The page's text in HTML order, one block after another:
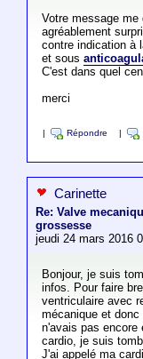
Votre message me
agréablement
contre indication à
et sous
C'est dans quel
merci
Répondre
Carinette
Re: Valve
grossesse
jeudi 24 mars 2016
Bonjour, je suis
infos. Pour faire
ventriculaire avec
mécanique et donc
n'avais pas encore
cardio, je suis
J'ai appelé ma